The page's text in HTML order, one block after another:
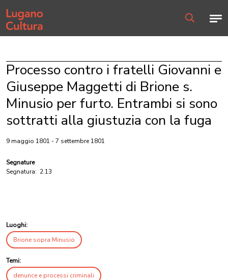
Home page
Processo contro i fratelli Giovanni e
Giuseppe Maggetti di Brione s.
Minusio per furto. Entrambi si sono
sottratti alla giustuzia con la fuga
9 maggio 1801 - 7 settembre 1801
Segnature
Segnatura: 2.13
Luoghi:
Brione sopra Minusio
Temi:
denunce e processi criminali